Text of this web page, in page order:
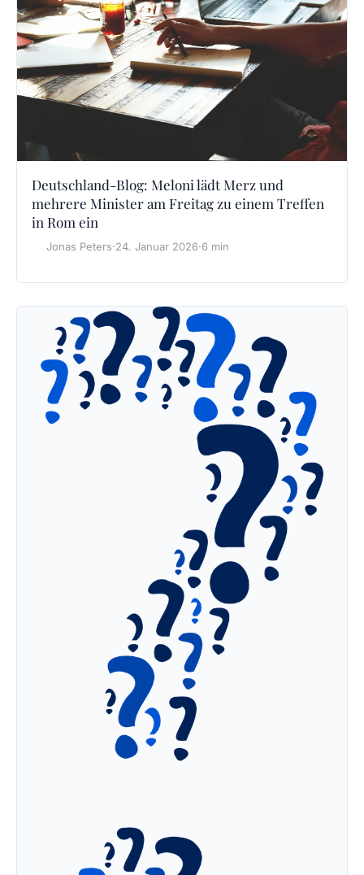
Deutschland-Blog: Meloni lädt Merz und
mehrere Minister am Freitag zu einem Treffen
in Rom ein
Jonas Peters·24. Januar 2026·6 min